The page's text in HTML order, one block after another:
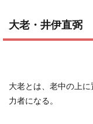
大老・井伊直弼
大老とは、老中の上
力者になる。